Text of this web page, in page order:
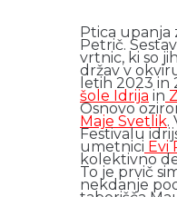
Ptica upanja
Petrič.
vrtnic, ki so
držav v
letih 2023 in
šole Idrija in
Osnovo
Maje Svetlik.
Festivalu
umetnici Evi
kolektivno
To je prvič
nekdanje